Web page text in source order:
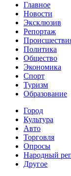
Главное
Новости
Эксклюзив
Репортаж
Политика
Общество
Экономика
Спорт
Туризм
Образование
Город
Культура
Авто
Торговля
Опросы
Народный
Другое